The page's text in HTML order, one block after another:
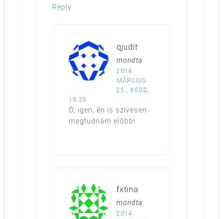
Reply
qjudit
mondta
2014.
MÁRCIUS
25., KEDD,
16:35
Ó, igen, én is szívesen
megtudnám előbb!
fxtina
mondta
2014.